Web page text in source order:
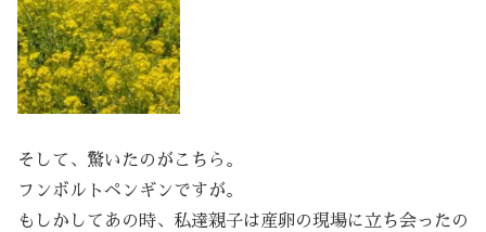
そして、驚いたのがこちら。
フンボルトペンギンですが。
もしかしてあの時、私達親子は産卵の現場に立ち会ったの